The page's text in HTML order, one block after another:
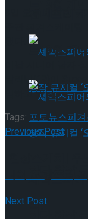
셰익스피어
막!
트’ 9월 개막
셰익스피어
말리닌(19)이
임하고 있다.
Tags: 포토뉴스피
Previous Post
Next Post